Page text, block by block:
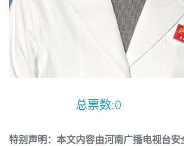
总票数:0
特别声明：本文内容由河南广播电视台安